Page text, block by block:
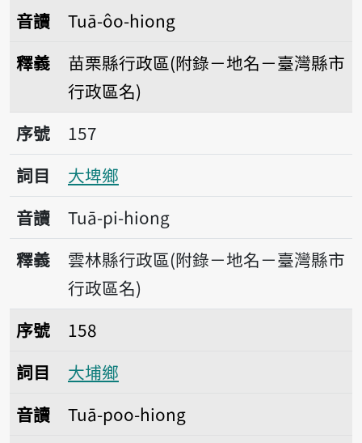
音讀
Tuā-ôo-hiong
釋義
苗栗縣行政區(附錄－地名－臺灣縣市
行政區名)
序號157大埤鄉
序號
157
詞目
大埤鄉
音讀
Tuā-pi-hiong
釋義
雲林縣行政區(附錄－地名－臺灣縣市
行政區名)
序號158大埔鄉
序號
158
詞目
大埔鄉
音讀
Tuā-poo-hiong